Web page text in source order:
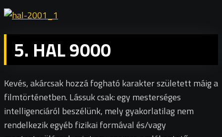
5. HAL 9000
Kevés, akárcsak hozzá fogható karakter született máig a
filmtörténetben. Lássuk csak: egy mesterséges
intelligenciáról beszélünk, mely gyakorlatilag nem
rendelkezik egyéb fizikai formával és/vagy